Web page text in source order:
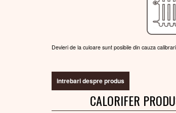
Devieri de la culoare sunt posibile din cauza
intrebari despre produs
CALORIFER